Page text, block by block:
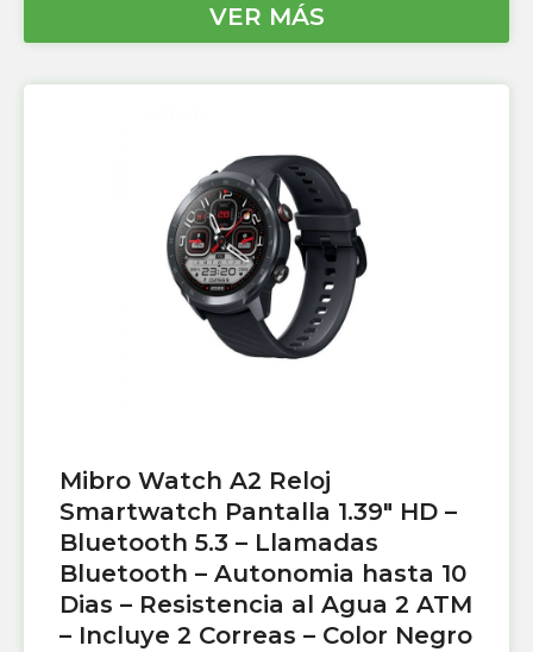
VER MÁS
Mibro Watch A2 Reloj
Smartwatch Pantalla 1.39″ HD –
Bluetooth 5.3 – Llamadas
Bluetooth – Autonomia hasta 10
Dias – Resistencia al Agua 2 ATM
– Incluye 2 Correas – Color Negro